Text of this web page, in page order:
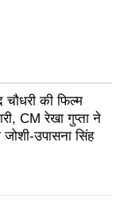
चौधरी की फिल्म
CM रेखा गुप्ता ने
उपासना सिंह